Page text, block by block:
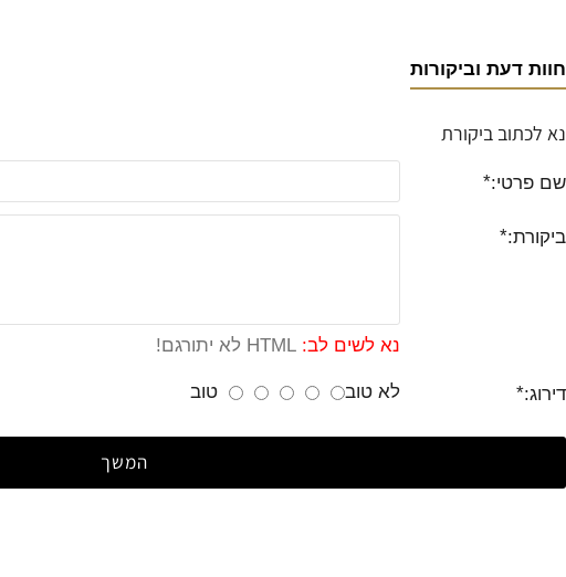
חוות דעת וביקורות
נא לכתוב ביקורת
שם פרטי:
ביקורת:
נא לשים לב:
דירוג: לא טוב טוב
המשך